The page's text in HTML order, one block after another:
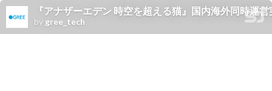
『アナザーエデン 時空を超える猫』国内海外同時運
by gree_tech